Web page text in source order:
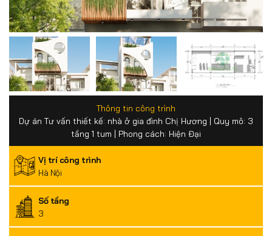
Thông tin công trình
Dự án Tư vấn thiết kế: nhà ở gia đình Chị Hương | Quy mô: 3
tầng 1 tum | Phong cách: Hiện Đại
Vị trí công trình
Hà Nội
Số tầng
3